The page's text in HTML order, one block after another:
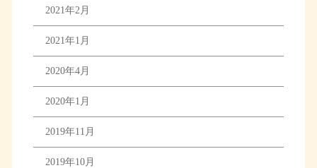
2021年2月
2021年1月
2020年4月
2020年1月
2019年11月
2019年10月